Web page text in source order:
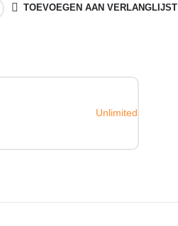
TOEVOEGEN AAN VERLANGLIJST
Unlimited